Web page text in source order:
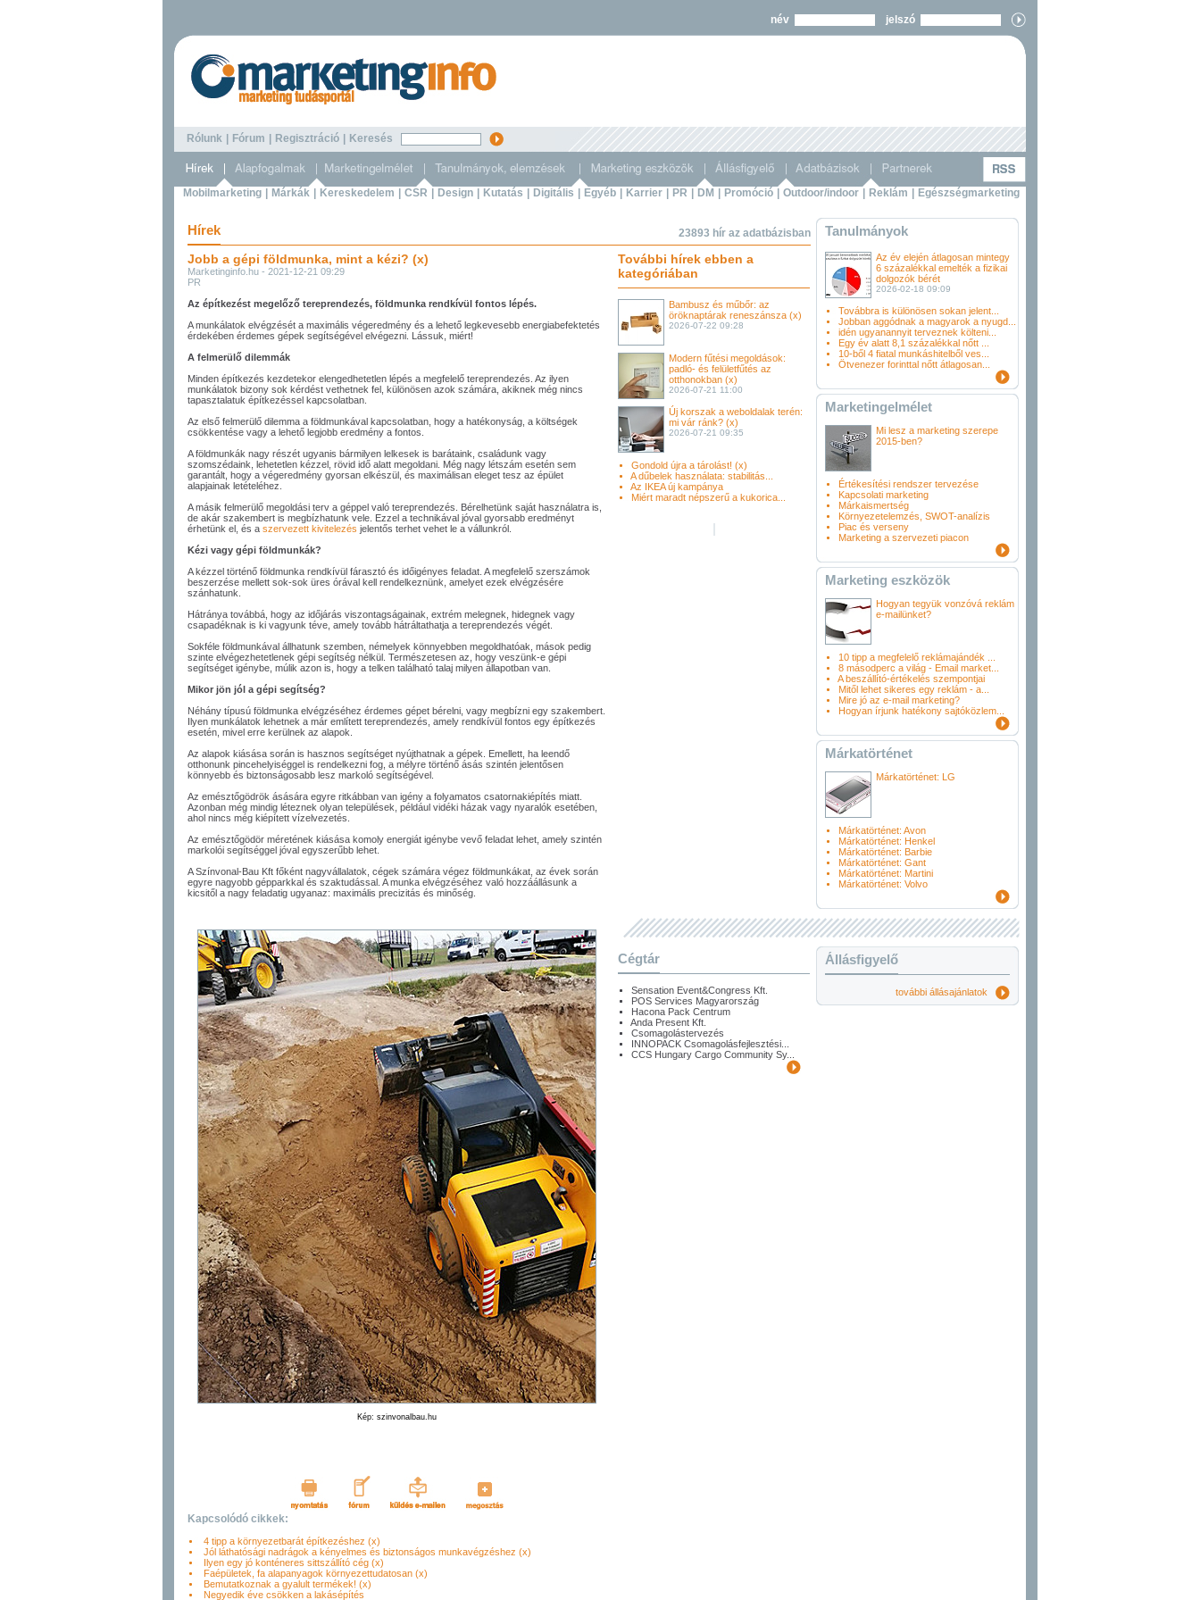
név jelszó
Rólunk Fórum Regisztráció Keresés
Mobilmarketing Márkák Kereskedelem CSR Design Kutatás Digitális Egyéb Karrier PR DM Promóció Outdoor/indoor Reklám Egészségmarketing
Hírek 23893 hír az adatbázisban Tanulmányok
Jobb a gépi földmunka, mint a kézi? (x)
Marketinginfo.hu - 2021-12-21 09:29
PR
Az építkezést megelőző tereprendezés, földmunka rendkívül fontos lépés.
A munkálatok elvégzését a maximális végeredmény és a lehető legkevesebb energiabefektetés
érdekében érdemes gépek segítségével elvégezni. Lássuk, miért!
A felmerülő dilemmák
Minden építkezés kezdetekor elengedhetetlen lépés a megfelelő tereprendezés. Az ilyen
munkálatok bizony sok kérdést vethetnek fel, különösen azok számára, akiknek még nincs
tapasztalatuk építkezéssel kapcsolatban.
Az első felmerülő dilemma a földmunkával kapcsolatban, hogy a hatékonyság, a költségek
csökkentése vagy a lehető legjobb eredmény a fontos.
A földmunkák nagy részét ugyanis bármilyen lelkesek is barátaink, családunk vagy
szomszédaink, lehetetlen kézzel, rövid idő alatt megoldani. Még nagy létszám esetén sem
garantált, hogy a végeredmény gyorsan elkészül, és maximálisan eleget tesz az épület
alapjainak letételéhez.
A másik felmerülő megoldási terv a géppel való tereprendezés. Bérelhetünk saját használatra is,
de akár szakembert is megbízhatunk vele. Ezzel a technikával jóval gyorsabb eredményt
érhetünk el, és a szervezett kivitelezés jelentős terhet vehet le a vállunkról.
Kézi vagy gépi földmunkák?
A kézzel történő földmunka rendkívül fárasztó és időigényes feladat. A megfelelő szerszámok
beszerzése mellett sok-sok üres órával kell rendelkeznünk, amelyet ezek elvégzésére
szánhatunk.
Hátránya továbbá, hogy az időjárás viszontagságainak, extrém melegnek, hidegnek vagy
csapadéknak is ki vagyunk téve, amely tovább hátráltathatja a tereprendezés végét.
Sokféle földmunkával állhatunk szemben, némelyek könnyebben megoldhatóak, mások pedig
szinte elvégezhetetlenek gépi segítség nélkül. Természetesen az, hogy veszünk-e gépi
segítséget igénybe, múlik azon is, hogy a telken található talaj milyen állapotban van.
Mikor jön jól a gépi segítség?
Néhány típusú földmunka elvégzéséhez érdemes gépet bérelni, vagy megbízni egy szakembert.
Ilyen munkálatok lehetnek a már említett tereprendezés, amely rendkívül fontos egy építkezés
esetén, mivel erre kerülnek az alapok.
Az alapok kiásása során is hasznos segítséget nyújthatnak a gépek. Emellett, ha leendő
otthonunk pincehelyiséggel is rendelkezni fog, a mélyre történő ásás szintén jelentősen
könnyebb és biztonságosabb lesz markoló segítségével.
Az emésztőgödrök ásására egyre ritkábban van igény a folyamatos csatornakiépítés miatt.
Azonban még mindig léteznek olyan települések, például vidéki házak vagy nyaralók esetében,
ahol nincs még kiépített vízelvezetés.
Az emésztőgödör méretének kiásása komoly energiát igénybe vevő feladat lehet, amely szintén
markolói segítséggel jóval egyszerűbb lehet.
A Színvonal-Bau Kft főként nagyvállalatok, cégek számára végez földmunkákat, az évek során
egyre nagyobb gépparkkal és szaktudással. A munka elvégzéséhez való hozzáállásunk a
kicsitől a nagy feladatig ugyanaz: maximális precizitás és minőség.
Kép: szinvonalbau.hu
Kapcsolódó cikkek:
4 tipp a környezetbarát építkezéshez (x)
Jól láthatósági nadrágok a kényelmes és biztonságos munkavégzéshez (x)
Ilyen egy jó konténeres sittszállító cég (x)
Faépületek, fa alapanyagok környezettudatosan (x)
Bemutatkoznak a gyalult termékek! (x)
Negyedik éve csökken a lakásépítés
További hírek ebben a
kategóriában
Bambusz és műbőr: az
öröknaptárak reneszánsza (x)
2026-07-22 09:28
Modern fűtési megoldások:
padló- és felületfűtés az
otthonokban (x)
2026-07-21 11:00
Új korszak a weboldalak terén:
mi vár ránk? (x)
2026-07-21 09:35
Gondold újra a tárolást! (x)
A dűbelek használata: stabilitás...
Az IKEA új kampánya
Miért maradt népszerű a kukorica...
Az év elején átlagosan mintegy
6 százalékkal emelték a fizikai
dolgozók bérét
2026-02-18 09:09
Továbbra is különösen sokan jelent...
Jobban aggódnak a magyarok a nyugd...
idén ugyanannyit terveznek költeni...
Egy év alatt 8,1 százalékkal nőtt ...
10-ből 4 fiatal munkáshitelből ves...
Ötvenezer forinttal nőtt átlagosan...
Marketingelmélet
Mi lesz a marketing szerepe
2015-ben?
Értékesítési rendszer tervezése
Kapcsolati marketing
Márkaismertség
Környezetelemzés, SWOT-analízis
Piac és verseny
Marketing a szervezeti piacon
Marketing eszközök
Hogyan tegyük vonzóvá reklám
e-mailünket?
10 tipp a megfelelő reklámajándék ...
8 másodperc a világ - Email market...
A beszállító-értékelés szempontjai
Mitől lehet sikeres egy reklám - a...
Mire jó az e-mail marketing?
Hogyan írjunk hatékony sajtóközlem...
Márkatörténet
Márkatörténet: LG
Márkatörténet: Avon
Márkatörténet: Henkel
Márkatörténet: Barbie
Márkatörténet: Gant
Márkatörténet: Martini
Márkatörténet: Volvo
Cégtár
Sensation Event&Congress Kft.
POS Services Magyarország
Hacona Pack Centrum
Anda Present Kft.
Csomagolástervezés
INNOPACK Csomagolásfejlesztési...
CCS Hungary Cargo Community Sy...
Állásfigyelő
további állásajánlatok